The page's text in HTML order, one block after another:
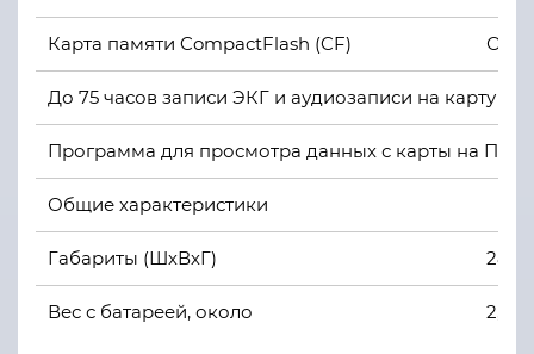
Карта памяти CompactFlash (CF) От
До 75 часов записи ЭКГ и аудиозаписи на карту 2
Программа для просмотра данных с карты на ПК
Общие характеристики
Габариты (ШхВхГ)
Вес с батареей, около 2,3 кг